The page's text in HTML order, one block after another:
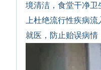
境清洁，食堂干净
上杜绝流行性疾病
就医，防止贻误病情